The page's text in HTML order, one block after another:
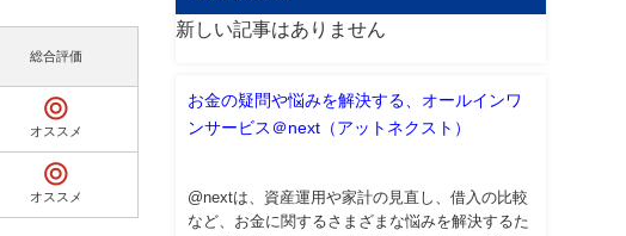
総合評価
オススメ
オススメ
新しい記事はありません
お金の疑問や悩みを解決する、オールインワ
ンサービス＠next（アットネクスト）
@nextは、資産運用や家計の見直し、借入の比較
など、お金に関するさまざまな悩みを解決するた